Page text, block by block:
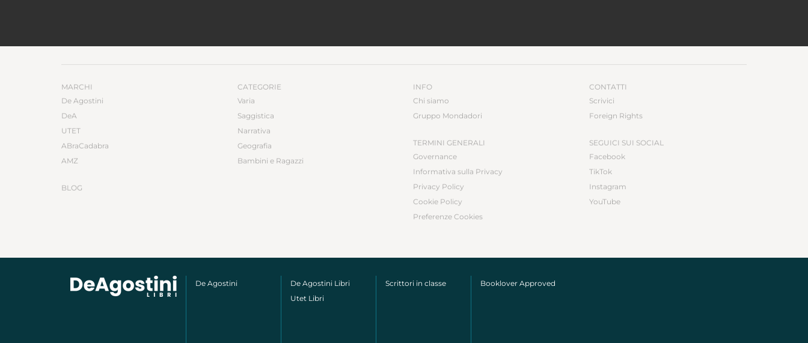
MARCHI
De Agostini
DeA
UTET
ABraCadabra
AMZ
BLOG
CATEGORIE
Varia
Saggistica
Narrativa
Geografia
Bambini e Ragazzi
INFO
Chi siamo
Gruppo Mondadori
TERMINI GENERALI
Governance
Informativa sulla Privacy
Privacy Policy
Cookie Policy
Preferenze Cookies
CONTATTI
Scrivici
Foreign Rights
SEGUICI SUI SOCIAL
Facebook
TikTok
Instagram
YouTube
De Agostini
De Agostini Libri
Utet Libri
Scrittori in classe Booklover Approved